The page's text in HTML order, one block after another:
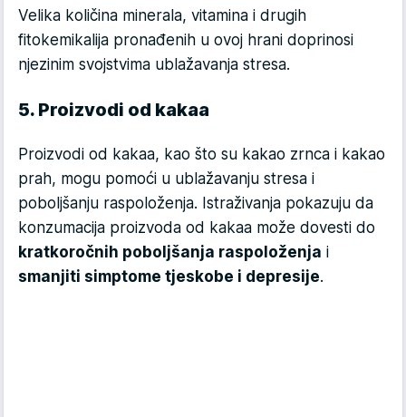
Velika količina minerala, vitamina i drugih
fitokemikalija pronađenih u ovoj hrani doprinosi
njezinim svojstvima ublažavanja stresa.
5. Proizvodi od kakaa
Proizvodi od kakaa, kao što su kakao zrnca i kakao
prah, mogu pomoći u ublažavanju stresa i
poboljšanju raspoloženja. Istraživanja pokazuju da
konzumacija proizvoda od kakaa može dovesti do
kratkoročnih poboljšanja raspoloženja i
smanjiti simptome tjeskobe i depresije.